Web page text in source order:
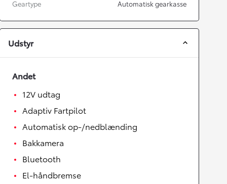
Geartype Automatisk gearkasse
Udstyr
Andet
12V udtag
Adaptiv Fartpilot
Automatisk op-/nedblænding
Bakkamera
Bluetooth
El-håndbremse